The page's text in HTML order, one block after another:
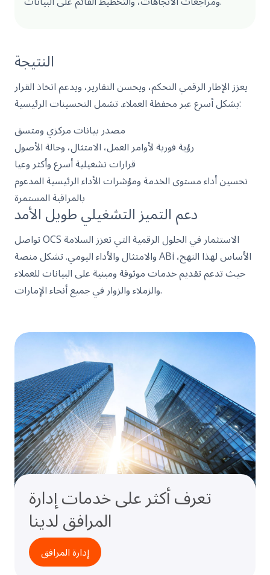
النتيجة
يعزز الإطار الرقمي التحكم، ويحسن التقارير، ويدعم اتخاذ القرار
بشكل أسرع عبر محفظة العملاء. تشمل التحسينات الرئيسية:
مصدر بيانات مركزي ومتسق
رؤية فورية لأوامر العمل، الامتثال، وحالة الأصول
قرارات تشغيلية أسرع وأكثر وعيا
تحسين أداء مستوى الخدمة ومؤشرات الأداء الرئيسية المدعوم
بالمراقبة المستمرة
دعم التميز التشغيلي طويل الأمد
تواصل OCS الاستثمار في الحلول الرقمية التي تعزز السلامة
والامتثال والأداء اليومي. تشكل منصة ABi الأساس لهذا النهج،
حيث تدعم تقديم خدمات موثوقة ومبنية على البيانات للعملاء
والزملاء والزوار في جميع أنحاء الإمارات.
تعرف أكثر على خدمات إدارة
المرافق لدينا
إدارة المرافق